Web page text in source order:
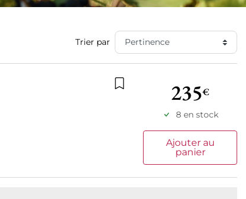
Trier par
Ajouter à la liste de
235€
8 en stock
Ajouter au
panier